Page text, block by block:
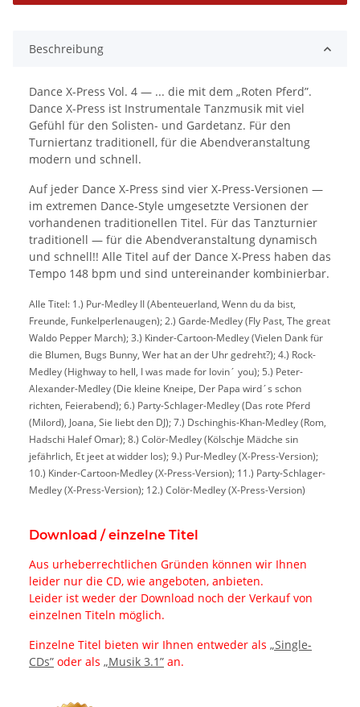
Beschreibung
Dance X-Press Vol. 4 — ... die mit dem „Roten Pferd”.
Dance X-Press ist Instrumentale Tanzmusik mit viel
Gefühl für den Solisten- und Gardetanz. Für den
Turniertanz traditionell, für die Abendveranstaltung
modern und schnell.
Auf jeder Dance X-Press sind vier X-Press-Versionen —
im extremen Dance-Style umgesetzte Versionen der
vorhandenen traditionellen Titel. Für das Tanzturnier
traditionell — für die Abendveranstaltung dynamisch
und schnell!! Alle Titel auf der Dance X-Press haben das
Tempo 148 bpm und sind untereinander kombinierbar.
Alle Titel: 1.) Pur-Medley II (Abenteuerland, Wenn du da bist,
Freunde, Funkelperlenaugen); 2.) Garde-Medley (Fly Past, The great
Waldo Pepper March); 3.) Kinder-Cartoon-Medley (Vielen Dank für
die Blumen, Bugs Bunny, Wer hat an der Uhr gedreht?); 4.) Rock-
Medley (Highway to hell, I was made for lovin´ you); 5.) Peter-
Alexander-Medley (Die kleine Kneipe, Der Papa wird´s schon
richten, Feierabend); 6.) Party-Schlager-Medley (Das rote Pferd
(Milord), Joana, Sie liebt den DJ); 7.) Dschinghis-Khan-Medley (Rom,
Hadschi Halef Omar); 8.) Colör-Medley (Kölschje Mädche sin
jefährlich, Et jeet at widder los); 9.) Pur-Medley (X-Press-Version);
10.) Kinder-Cartoon-Medley (X-Press-Version); 11.) Party-Schlager-
Medley (X-Press-Version); 12.) Colör-Medley (X-Press-Version)
Download / einzelne Titel
Aus urheberrechtlichen Gründen können wir Ihnen
leider nur die CD, wie angeboten, anbieten.
Leider ist weder der Download noch der Verkauf von
einzelnen Titeln möglich.
Einzelne Titel bieten wir Ihnen entweder als „Single-
CDs” oder als „Musik 3.1” an.